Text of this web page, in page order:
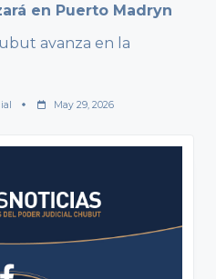
en Puerto Madryn
avanza en la
May 29, 2026